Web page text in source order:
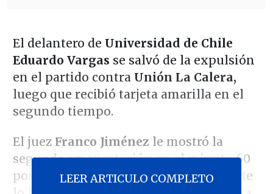
El delantero de Universidad de Chile
Eduardo Vargas se salvó de la expulsión
en el partido contra Unión La Calera,
luego que recibió tarjeta amarilla en el
segundo tiempo.
El juez Franco Jiménez le mostró la
segunda amonestación en el minuto 60
por una suupesta falta, pero el asistente
LEER ARTICULO COMPLETO